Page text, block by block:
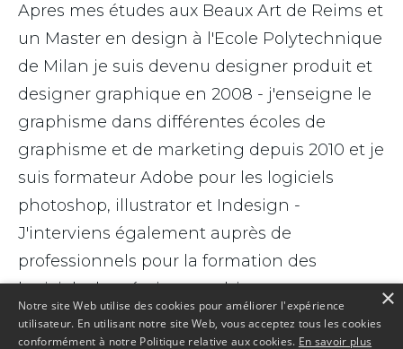
Apres mes études aux Beaux Art de Reims et
un Master en design à l'Ecole Polytechnique
de Milan je suis devenu designer produit et
designer graphique en 2008 - j'enseigne le
graphisme dans différentes écoles de
graphisme et de marketing depuis 2010 et je
suis formateur Adobe pour les logiciels
photoshop, illustrator et Indesign -
J'interviens également auprès de
professionnels pour la formation des
logiciels de création graphique.
graphimeo@gmail.com
×
Notre site Web utilise des cookies pour améliorer l'expérience
utilisateur. En utilisant notre site Web, vous acceptez tous les cookies
conformément à notre Politique relative aux cookies. En savoir plus